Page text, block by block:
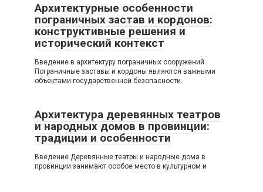
Архитектурные особенности
пограничных застав и кордонов:
конструктивные решения и
исторический контекст
Введение в архитектуру пограничных сооружений
Пограничные заставы и кордоны являются важными
объектами государственной безопасности.
Архитектура деревянных театров
и народных домов в провинции:
традиции и особенности
Введение Деревянные театры и народные дома в
провинции занимают особое место в культурном и